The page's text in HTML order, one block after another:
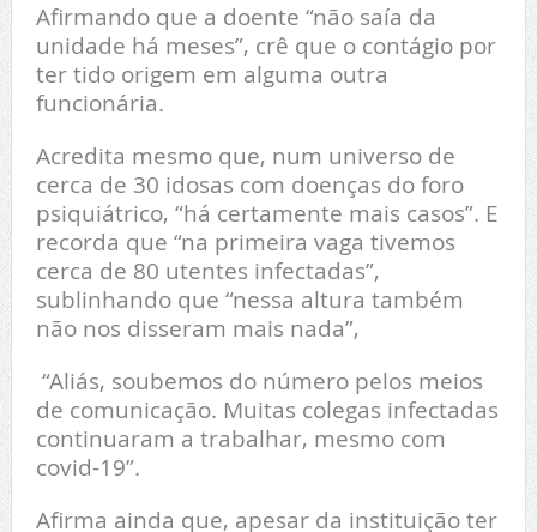
Afirmando que a doente “não saía da
unidade há meses”, crê que o contágio por
ter tido origem em alguma outra
funcionária.
Acredita mesmo que, num universo de
cerca de 30 idosas com doenças do foro
psiquiátrico, “há certamente mais casos”. E
recorda que “na primeira vaga tivemos
cerca de 80 utentes infectadas”,
sublinhando que “nessa altura também
não nos disseram mais nada”,
“Aliás, soubemos do número pelos meios
de comunicação. Muitas colegas infectadas
continuaram a trabalhar, mesmo com
covid-19”.
Afirma ainda que, apesar da instituição ter